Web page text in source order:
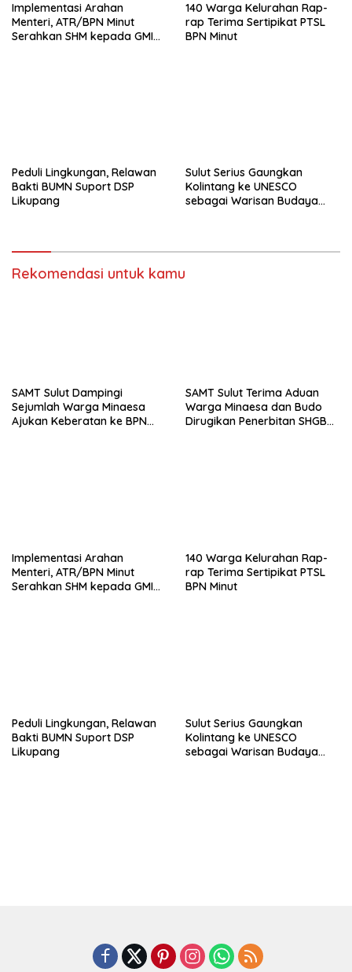
Implementasi Arahan
Menteri, ATR/BPN Minut
Serahkan SHM kepada GMIM
140 Warga Kelurahan Rap-
rap Terima Sertipikat PTSL
BPN Minut
Peduli Lingkungan, Relawan
Bakti BUMN Suport DSP
Sulut Serius Gaungkan
Kolintang ke UNESCO
sebagai Warisan Budaya
Rekomendasi untuk kamu
SAMT Sulut Dampingi
Sejumlah Warga Minaesa
Ajukan Keberatan ke BPN
SAMT Sulut Terima Aduan
Warga Minaesa dan Budo
Dirugikan Penerbitan SHGB
Implementasi Arahan
Menteri, ATR/BPN Minut
Serahkan SHM kepada GMIM
140 Warga Kelurahan Rap-
rap Terima Sertipikat PTSL
BPN Minut
Peduli Lingkungan, Relawan
Bakti BUMN Suport DSP
Sulut Serius Gaungkan
Kolintang ke UNESCO
sebagai Warisan Budaya